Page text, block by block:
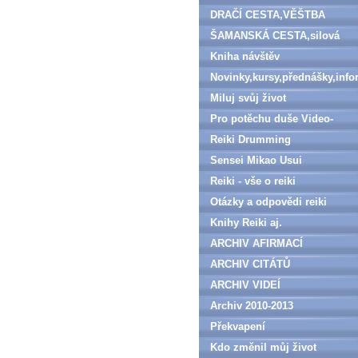
DRAČÍ CESTA,VĚŠTBA
ŠAMANSKÁ CESTA,silová
zvířata
Kniha návštěv
Miluj svůj život
Pro potěchu duše Video-
denně aktualizováno
Reiki Drumming
Sensei Mikao Usui
Reiki - vše o reiki
Otázky a odpovědi reiki
Knihy Reiki aj.
ARCHIV AFIRMACÍ
ARCHIV CITÁTŮ
ARCHIV VIDEÍ
Archiv 2010-2013
Překvapení
Kdo změnil můj život